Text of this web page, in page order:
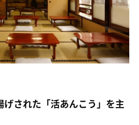
げされた「活あんこう」を主